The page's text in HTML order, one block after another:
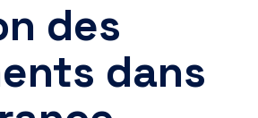
des
dans